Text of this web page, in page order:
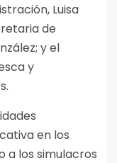
Luisa
de
y el
y
en los
a los simulacros